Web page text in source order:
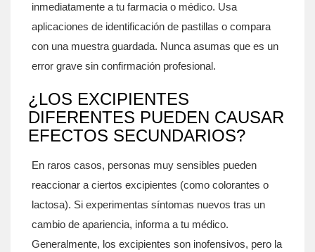
inmediatamente a tu farmacia o médico. Usa
aplicaciones de identificación de pastillas o compara
con una muestra guardada. Nunca asumas que es un
error grave sin confirmación profesional.
¿LOS EXCIPIENTES
DIFERENTES PUEDEN CAUSAR
EFECTOS SECUNDARIOS?
En raros casos, personas muy sensibles pueden
reaccionar a ciertos excipientes (como colorantes o
lactosa). Si experimentas síntomas nuevos tras un
cambio de apariencia, informa a tu médico.
Generalmente, los excipientes son inofensivos, pero la